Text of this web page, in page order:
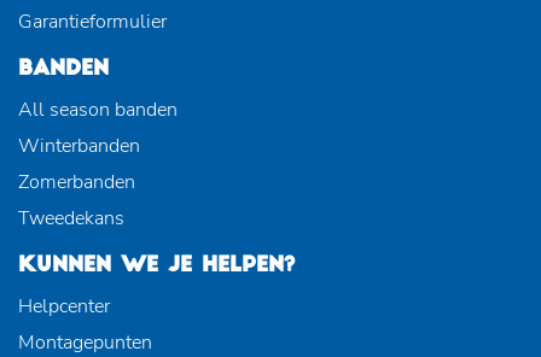
Garantieformulier
BANDEN
All season banden
Winterbanden
Zomerbanden
Tweedekans
KUNNEN WE JE HELPEN?
Helpcenter
Montagepunten